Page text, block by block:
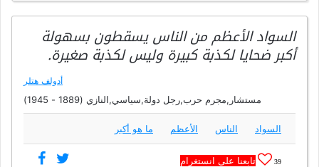
السواد الأعظم من الناس يسقطون بسهولة
أكبر ضحايا لكذبة كبيرة وليس لكذبة صغيرة.
أدولف هتلر
مستشار,مجرم حرب,رجل دولة,سياسي,النازي (1889 - 1945)
السواد الناس الأعظم ما هو أكبر
39 تابعنا على انستغرام